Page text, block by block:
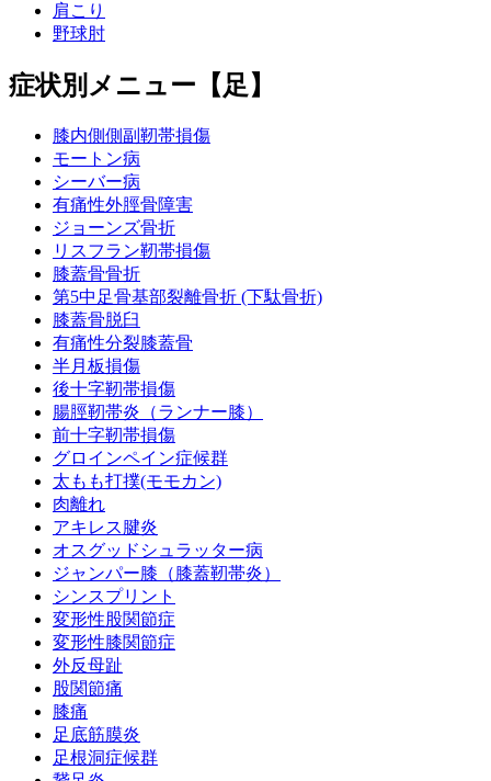
肩こり
野球肘
症状別メニュー【足】
膝内側側副靭帯損傷
モートン病
シーバー病
有痛性外脛骨障害
ジョーンズ骨折
リスフラン靭帯損傷
膝蓋骨骨折
第5中足骨基部裂離骨折 (下駄骨折)
膝蓋骨脱臼
有痛性分裂膝蓋骨
半月板損傷
後十字靭帯損傷
腸脛靭帯炎（ランナー膝）
前十字靭帯損傷
グロインペイン症候群
太もも打撲(モモカン)
肉離れ
アキレス腱炎
オスグッドシュラッター病
ジャンパー膝（膝蓋靭帯炎）
シンスプリント
変形性股関節症
変形性膝関節症
外反母趾
股関節痛
膝痛
足底筋膜炎
足根洞症候群